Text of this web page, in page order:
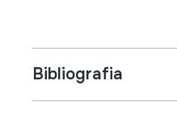
Bibliografia